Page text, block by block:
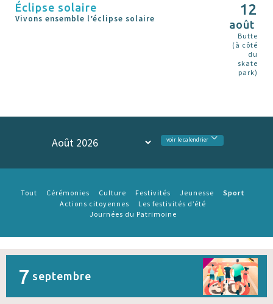
Éclipse solaire
Vivons ensemble l’éclipse solaire
12
août
Butte
(à côté
du
skate
park)
voir le calendrier
Tout Cérémonies Culture Festivités Jeunesse
Sport
Actions citoyennes
Les festivités d’été
Journées du Patrimoine
7 septembre